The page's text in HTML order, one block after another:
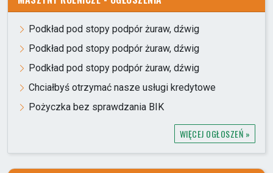
Podkład pod stopy podpór żuraw, dźwig
Podkład pod stopy podpór żuraw, dźwig
Podkład pod stopy podpór żuraw, dźwig
Chciałbyś otrzymać nasze usługi kredytowe
Pożyczka bez sprawdzania BIK
WIĘCEJ OGŁOSZEŃ »